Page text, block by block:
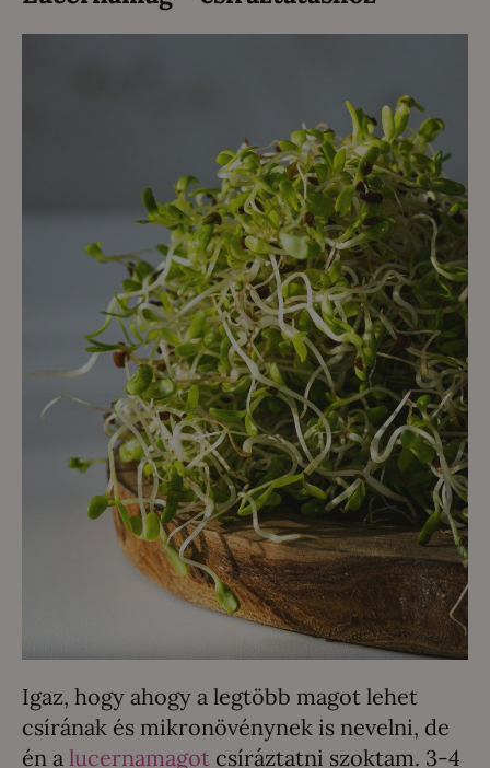
Igaz, hogy ahogy a legtöbb magot lehet
csírának és mikronövénynek is nevelni, de
én a lucernamagot csíráztatni szoktam. 3-4